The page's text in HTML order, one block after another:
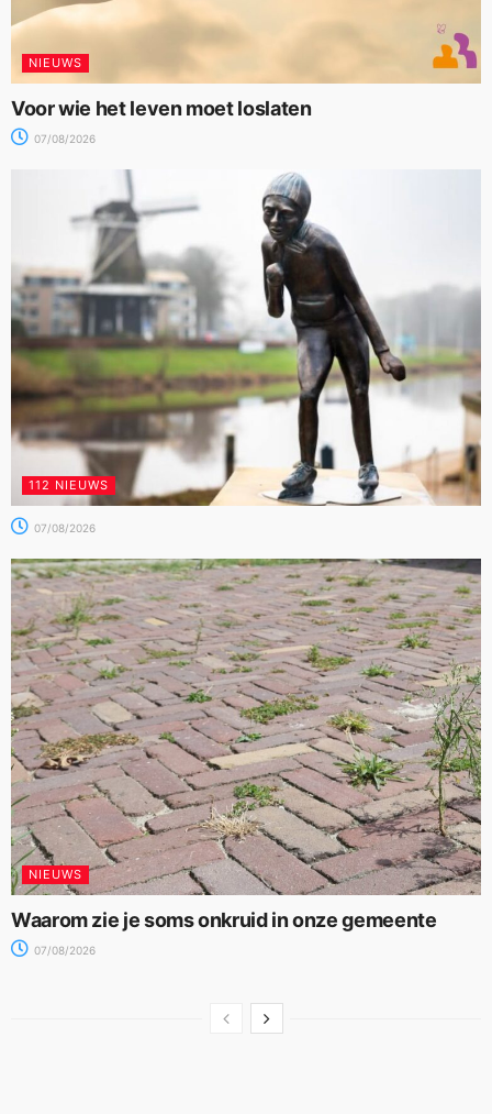
NIEUWS
Voor wie het leven moet loslaten
07/08/2026
112 NIEUWS
07/08/2026
NIEUWS
Waarom zie je soms onkruid in onze gemeente
07/08/2026